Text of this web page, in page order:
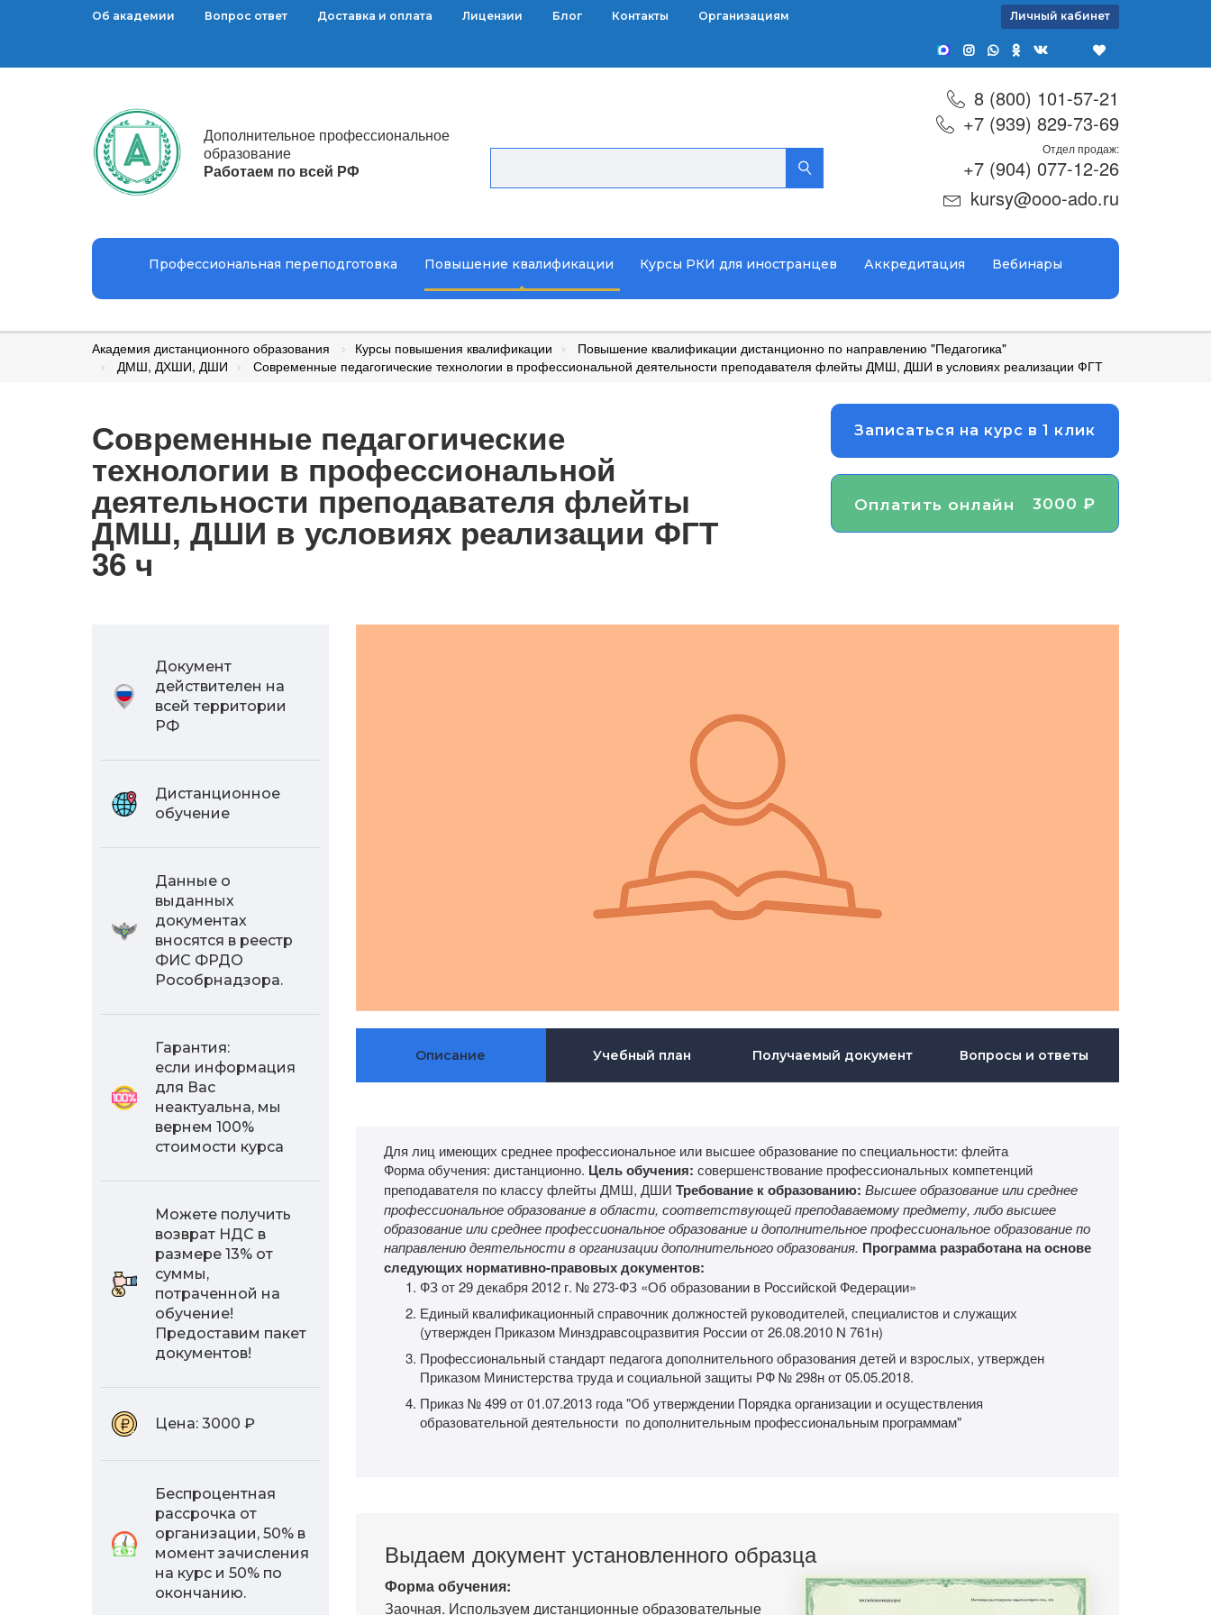
Организациям
Контакты
Блог
Лицензии
Доставка и оплата
Вопрос ответ
Об академии Личный кабинет
Дополнительное профессиональное
образование
Работаем по всей РФ
8 (800) 101-57-21
+7 (939) 829-73-69
Отдел продаж:
+7 (904) 077-12-26
kursy@ooo-ado.ru
Профессиональная переподготовка Повышение квалификации Курсы РКИ для иностранцев Аккредитация Вебинары
Академия дистанционного образования Курсы повышения квалификации
Повышение квалификации дистанционно по направлению "Педагогика"
ДМШ, ДХШИ, ДШИ
Современные педагогические технологии в профессиональной деятельности преподавателя флейты ДМШ, ДШИ в условиях реализации ФГТ
Современные педагогические
технологии в профессиональной
деятельности преподавателя флейты
ДМШ, ДШИ в условиях реализации ФГТ
36 ч
Записаться на курс в 1 клик
Оплатить онлайн 3000 ₽
Документ
действителен на
всей территории
РФ
Дистанционное
обучение
Данные о
выданных
документах
вносятся в реестр
ФИС ФРДО
Рособрнадзора.
Гарантия:
если информация
для Вас
неактуальна, мы
вернем 100%
стоимости курса
Можете получить
возврат НДС в
размере 13% от
суммы,
потраченной на
обучение!
Предоставим пакет
документов!
Цена: 3000 ₽
Беспроцентная
рассрочка от
организации, 50% в
момент зачисления
на курс и 50% по
окончанию.
Описание Учебный план Получаемый документ Вопросы и ответы
Для лиц имеющих среднее профессиональное или высшее образование по специальности: флейта
Форма обучения: дистанционно. Цель обучения: совершенствование профессиональных компетенций
преподавателя по классу флейты ДМШ, ДШИ Требование к образованию: Высшее образование или среднее
профессиональное образование в области, соответствующей преподаваемому предмету, либо высшее
образование или среднее профессиональное образование и дополнительное профессиональное образование по
направлению деятельности в организации дополнительного образования. Программа разработана на основе
следующих нормативно-правовых документов:
ФЗ от 29 декабря 2012 г. № 273-ФЗ «Об образовании в Российской Федерации»
Единый квалификационный справочник должностей руководителей, специалистов и служащих
(утвержден Приказом Минздравсоцразвития России от 26.08.2010 N 761н)
Профессиональный стандарт педагога дополнительного образования детей и взрослых, утвержден
Приказом Министерства труда и социальной защиты РФ № 298н от 05.05.2018.
Приказ № 499 от 01.07.2013 года "Об утверждении Порядка организации и осуществления
образовательной деятельности по дополнительным профессиональным программам"
Выдаем документ установленного образца
Форма обучения:
Заочная. Используем дистанционные образовательные